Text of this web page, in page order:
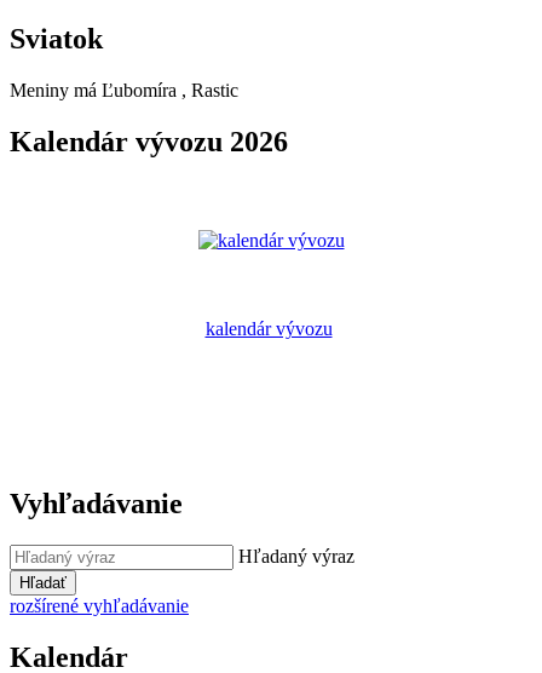
Sviatok
Meniny má Ľubomíra , Rastic
Kalendár vývozu 2026
kalendár vývozu
Vyhľadávanie
Hľadaný výraz
Hľadať
rozšírené vyhľadávanie
Kalendár